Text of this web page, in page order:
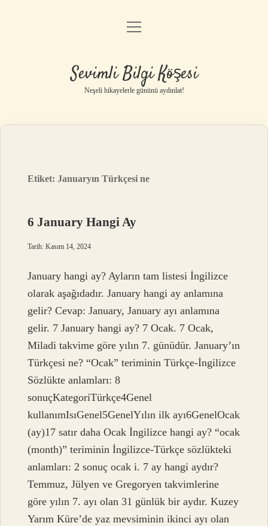
Anasayfa
Yasal Uyarı
menüyü
Sevimli Bilgi Köşesi
Neşeli hikayelerle gününü aydınlat!
Etiket:Januaryın Türkçesi ne
6 January Hangi Ay
Tarih: Kasım 14, 2024
January hangi ay? Ayların tam listesi İngilizce
olarak aşağıdadır. January hangi ay anlamına
gelir? Cevap: January, January ayı anlamına
gelir. 7 January hangi ay? 7 Ocak. 7 Ocak,
Miladi takvime göre yılın 7. günüdür. January’ın
Türkçesi ne? “Ocak” teriminin Türkçe-İngilizce
Sözlükte anlamları: 8
sonuçKategoriTürkçe4Genel
kullanımIsıGenel5GenelYılın ilk ayı6GenelOcak
(ay)17 satır daha Ocak İngilizce hangi ay? “ocak
(month)” teriminin İngilizce-Türkçe sözlükteki
anlamları: 2 sonuç ocak i. 7 ay hangi aydır?
Temmuz, Jülyen ve Gregoryen takvimlerine
göre yılın 7. ayı olan 31 günlük bir aydır. Kuzey
Yarım Küre’de yaz mevsiminin ikinci ayı olan